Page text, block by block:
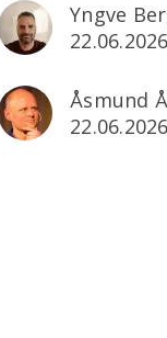
Yngve
22.06.2026
Åsmund
22.06.2026